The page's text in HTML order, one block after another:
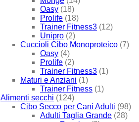
Oasy (18)
Prolife (18)
Trainer Fitness3 (12)
Unipro (2)
Cuccioli Cibo Monoproteico (7)
Oasy (4)
Prolife (2)
Trainer Fitness3 (1)
Maturi e Anziani (1)
Trainer Fitness (1)
Alimenti secchi (124)
Cibo Secco per Cani Adulti (98)
Adulti Taglia Grande (28)